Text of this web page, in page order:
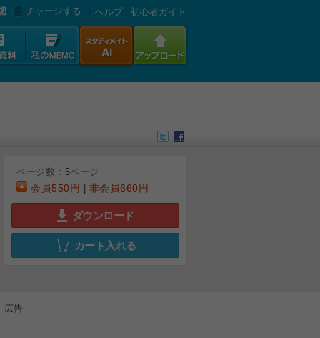
チャージする へルプ 初心者ガイド
ページ数 : 5ページ
会員550円 非会員660円
ダウンロード
カート入れる
広告